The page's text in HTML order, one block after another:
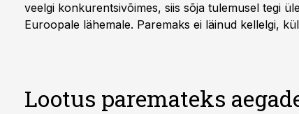
veelgi konkurentsivõimes, siis sõja tulemusel tegi
Euroopale lähemale. Paremaks ei läinud kellelgi,
Lootus paremateks